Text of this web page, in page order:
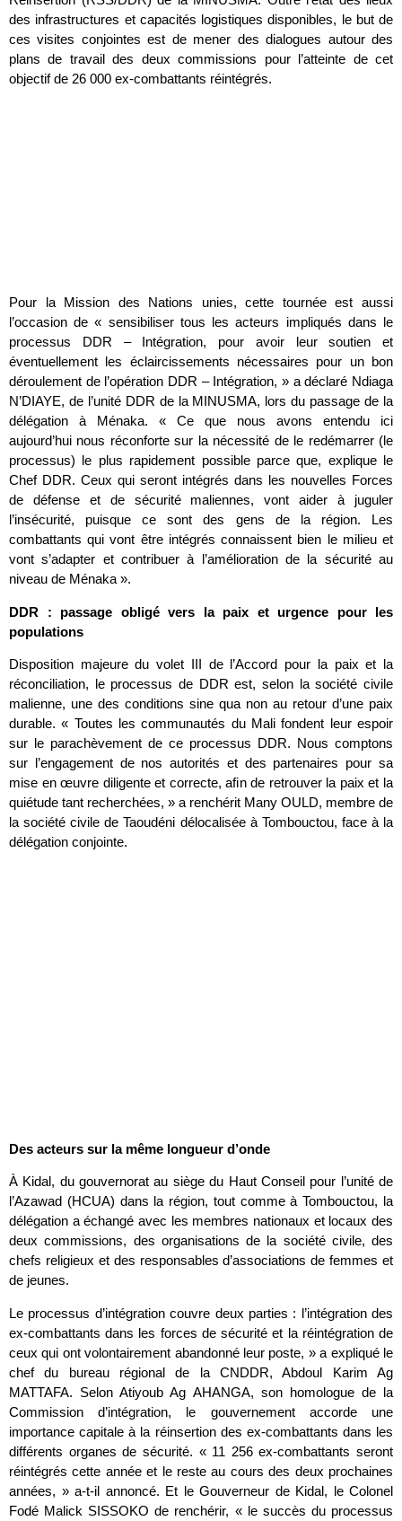
des infrastructures et capacités logistiques disponibles, le but de
ces visites conjointes est de mener des dialogues autour des
plans de travail des deux commissions pour l’atteinte de cet
objectif de 26 000 ex-combattants réintégrés.
Pour la Mission des Nations unies, cette tournée est aussi
l’occasion de « sensibiliser tous les acteurs impliqués dans le
processus DDR – Intégration, pour avoir leur soutien et
éventuellement les éclaircissements nécessaires pour un bon
déroulement de l’opération DDR – Intégration, » a déclaré Ndiaga
N’DIAYE, de l’unité DDR de la MINUSMA, lors du passage de la
délégation à Ménaka. « Ce que nous avons entendu ici
aujourd’hui nous réconforte sur la nécessité de le redémarrer (le
processus) le plus rapidement possible parce que, explique le
Chef DDR. Ceux qui seront intégrés dans les nouvelles Forces
de défense et de sécurité maliennes, vont aider à juguler
l’insécurité, puisque ce sont des gens de la région. Les
combattants qui vont être intégrés connaissent bien le milieu et
vont s’adapter et contribuer à l’amélioration de la sécurité au
niveau de Ménaka ».
DDR : passage obligé vers la paix et urgence pour les
populations
Disposition majeure du volet III de l’Accord pour la paix et la
réconciliation, le processus de DDR est, selon la société civile
malienne, une des conditions sine qua non au retour d’une paix
durable. « Toutes les communautés du Mali fondent leur espoir
sur le parachèvement de ce processus DDR. Nous comptons
sur l’engagement de nos autorités et des partenaires pour sa
mise en œuvre diligente et correcte, afin de retrouver la paix et la
quiétude tant recherchées, » a renchérit Many OULD, membre de
la société civile de Taoudéni délocalisée à Tombouctou, face à la
délégation conjointe.
Des acteurs sur la même longueur d’onde
À Kidal, du gouvernorat au siège du Haut Conseil pour l’unité de
l’Azawad (HCUA) dans la région, tout comme à Tombouctou, la
délégation a échangé avec les membres nationaux et locaux des
deux commissions, des organisations de la société civile, des
chefs religieux et des responsables d’associations de femmes et
de jeunes.
Le processus d’intégration couvre deux parties : l’intégration des
ex-combattants dans les forces de sécurité et la réintégration de
ceux qui ont volontairement abandonné leur poste, » a expliqué le
chef du bureau régional de la CNDDR, Abdoul Karim Ag
MATTAFA. Selon Atiyoub Ag AHANGA, son homologue de la
Commission d’intégration, le gouvernement accorde une
importance capitale à la réinsertion des ex-combattants dans les
différents organes de sécurité. « 11 256 ex-combattants seront
réintégrés cette année et le reste au cours des deux prochaines
années, » a-t-il annoncé. Et le Gouverneur de Kidal, le Colonel
Fodé Malick SISSOKO de renchérir, « le succès du processus